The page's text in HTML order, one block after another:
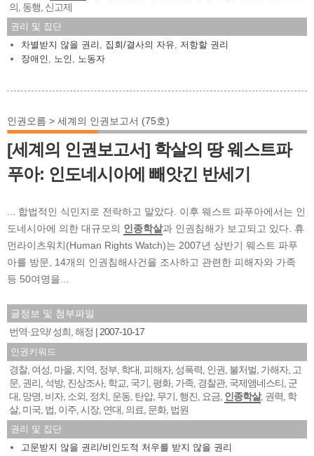
의 동행 신고제
권리 및 집단
차별받지 않을 권리
집회/결사의 자유
저항할 권리
장애인
노인 노동자
인권오름 > 세계의 인권보고서 (75호)
[세계의 인권보고서] 학살의 땅 웨스트파
푸아: 인도네시아에 빼앗긴 반세기
... 합법적인 식민지로 전락하고 말았다. 이후 웨스트 파푸아에서는 인
도네시아에 의한 대규모의 인종학살과 인권침해가 보고되고 있다. 휴
먼라이츠워치(Human Rights Watch)는 2007년 상반기 웨스트 파푸
아를 방문, 14개의 인권침해사건을 조사하고 관련한 피해자와 가족
등 50여명을...
글정보 및 첨부파일
번역·요약/ 성희, 해정
2007-10-17
인권키워드
경찰, 여성 마을 지역 정부 학대 피해자, 성폭력 인권 불처벌 가해자, 고
문 권리 석방, 진상조사, 학교 국기 평화, 가족 경찰관, 국제앰네스티 군
대 망명 비자, 소외 정치 운동 탄압, 무기 행진 요금 인종학살, 권력 학
살, 미국 법 이주 시장, 연대 의료 문화, 법원
권리 및 집단
고문받지 않을 권리/비인도적 처우를 받지 않을 권리